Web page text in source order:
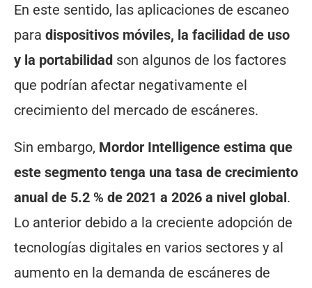
En este sentido, las aplicaciones de escaneo
para dispositivos móviles, la facilidad de uso
y la portabilidad son algunos de los factores
que podrían afectar negativamente el
crecimiento del mercado de escáneres.
Sin embargo, Mordor Intelligence estima que
este segmento tenga una tasa de crecimiento
anual de 5.2 % de 2021 a 2026 a nivel global.
Lo anterior debido a la creciente adopción de
tecnologías digitales en varios sectores y al
aumento en la demanda de escáneres de